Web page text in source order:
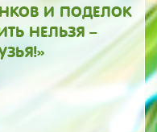
И ПОДЕЛОК
НЕЛЬЗЯ –